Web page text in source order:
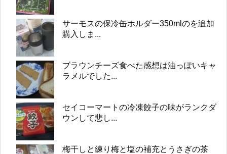
サーモスの保冷缶ホルダー350mlのを追加
購入しま...
ブラウンチーズ食べた感想は油っぽいキャ
ラメルでした...
セイコーマートの冷凍餃子の味がランクダ
ウンして悲し...
梅干しと練り梅と塩の補充とうさぎの茶